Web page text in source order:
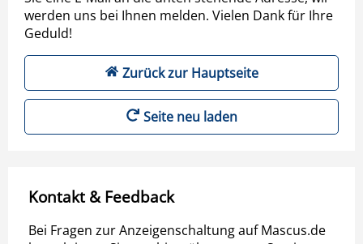
werden uns bei Ihnen melden. Vielen Dank für Ihre
Geduld!
Zurück zur Hauptseite
Seite neu laden
Kontakt & Feedback
Bei Fragen zur Anzeigenschaltung auf Mascus.de